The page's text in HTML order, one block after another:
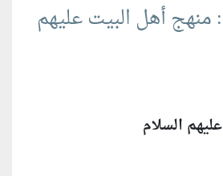
منهج أهل البيت عليهم
السلام